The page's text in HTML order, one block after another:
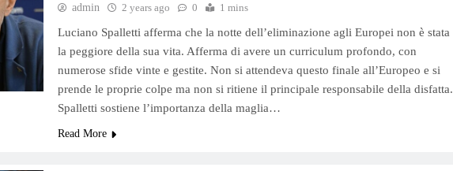
admin 2 years ago 0 1 mins
Luciano Spalletti afferma che la notte dell’eliminazione agli Europei non è stata
la peggiore della sua vita. Afferma di avere un curriculum profondo, con
numerose sfide vinte e gestite. Non si attendeva questo finale all’Europeo e si
prende le proprie colpe ma non si ritiene il principale responsabile della disfatta.
Spalletti sostiene l’importanza della maglia…
Read More